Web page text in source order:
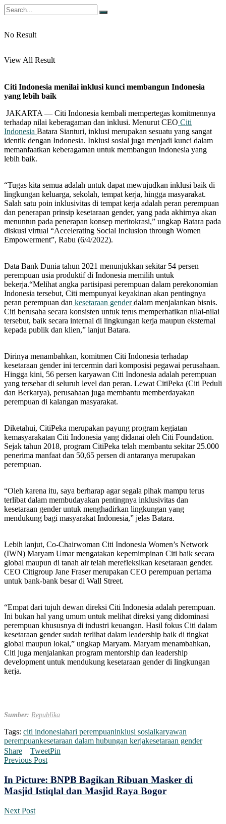
No Result
View All Result
Citi Indonesia menilai inklusi kunci membangun Indonesia
yang lebih baik
JAKARTA — Citi Indonesia kembali mempertegas komitmennya
terhadap nilai keberagaman dan inklusi. Menurut CEO Citi
Indonesia Batara Sianturi, inklusi merupakan sesuatu yang sangat
identik dengan Indonesia. Inklusi sosial juga menjadi kunci dalam
memanfaatkan keberagaman untuk membangun Indonesia yang
lebih baik.
“Tugas kita semua adalah untuk dapat mewujudkan inklusi baik di
lingkungan keluarga, sekolah, tempat kerja, hingga masyarakat.
Salah satu poin inklusivitas di tempat kerja adalah peran perempuan
dan penerapan prinsip kesetaraan gender, yang pada akhirnya akan
menuntun pada penerapan konsep meritokrasi,” ungkap Batara pada
diskusi virtual “Accelerating Social Inclusion through Women
Empowerment”, Rabu (6/4/2022).
Data Bank Dunia tahun 2021 menunjukkan sekitar 54 persen
perempuan usia produktif di Indonesia memilih untuk
bekerja.“Melihat angka partisipasi perempuan dalam perekonomian
Indonesia tersebut, Citi mempunyai keyakinan akan pentingnya
peran perempuan dan kesetaraan genderdalam menjalankan bisnis.
Citi berusaha secara konsisten untuk terus memperhatikan nilai-nilai
tersebut, baik secara internal di lingkungan kerja maupun eksternal
kepada publik dan klien,” lanjut Batara.
Dirinya menambahkan, komitmen Citi Indonesia terhadap
kesetaraan gender ini tercermin dari komposisi pegawai perusahaan.
Hingga kini, 56 persen karyawan Citi Indonesia adalah perempuan
yang tersebar di seluruh level dan peran. Lewat CitiPeka (Citi Peduli
dan Berkarya), perusahaan juga membantu memberdayakan
perempuan di kalangan masyarakat.
Diketahui, CitiPeka merupakan payung program kegiatan
kemasyarakatan Citi Indonesia yang didanai oleh Citi Foundation.
Sejak tahun 2018, program CitiPeka telah membantu sekitar 25.000
penerima manfaat dan 50,65 persen di antaranya merupakan
perempuan.
“Oleh karena itu, saya berharap agar segala pihak mampu terus
terlibat dalam membudayakan pentingnya inklusivitas dan
kesetaraan gender untuk menghadirkan lingkungan yang
mendukung bagi masyarakat Indonesia,” jelas Batara.
Lebih lanjut, Co-Chairwoman Citi Indonesia Women’s Network
(IWN) Maryam Umar mengatakan kepemimpinan Citi baik secara
global maupun di tanah air telah merefleksikan kesetaraan gender.
CEO Citigroup Jane Fraser merupakan CEO perempuan pertama
untuk bank-bank besar di Wall Street.
“Empat dari tujuh dewan direksi Citi Indonesia adalah perempuan.
Ini bukan hal yang umum untuk melihat direksi yang didominasi
perempuan khususnya di industri keuangan. Hasil fokus Citi dalam
kesetaraan gender sudah terlihat dalam leadership baik di tingkat
global maupun lokal,” ungkap Maryam. Maryam menambahkan,
Citi juga menjalankan program mentorship dan leadership
development untuk mendukung kesetaraan gender di lingkungan
kerja.
Sumber: Republika
Tags: citi indonesiahari perempuaninklusi sosialkaryawan
perempuankesetaraan dalam hubungan kerjakesetaraan gender
Share
TweetPin
Previous Post
In Picture: BNPB Bagikan Ribuan Masker di
Masjid Istiqlal dan Masjid Raya Bogor
Next Post